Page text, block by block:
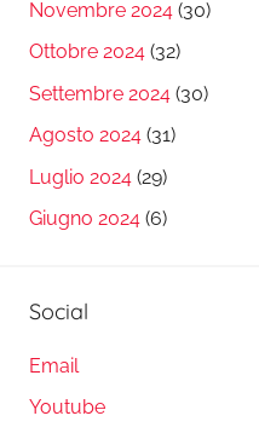
Novembre 2024 (30)
Ottobre 2024 (32)
Settembre 2024 (30)
Agosto 2024 (31)
Luglio 2024 (29)
Giugno 2024 (6)
Social
Email
Youtube